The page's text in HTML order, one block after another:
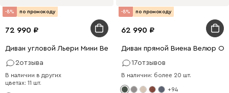
-8% по промокоду
72 990
Диван угловой Льери Мини Велюр Горчичный
2отзыва
В наличии в других
цветах: 11 шт.
-8% по промокоду
62 990
Диван прямой Виена Велюр
17отзывов
В наличии: более 20 шт.
+94